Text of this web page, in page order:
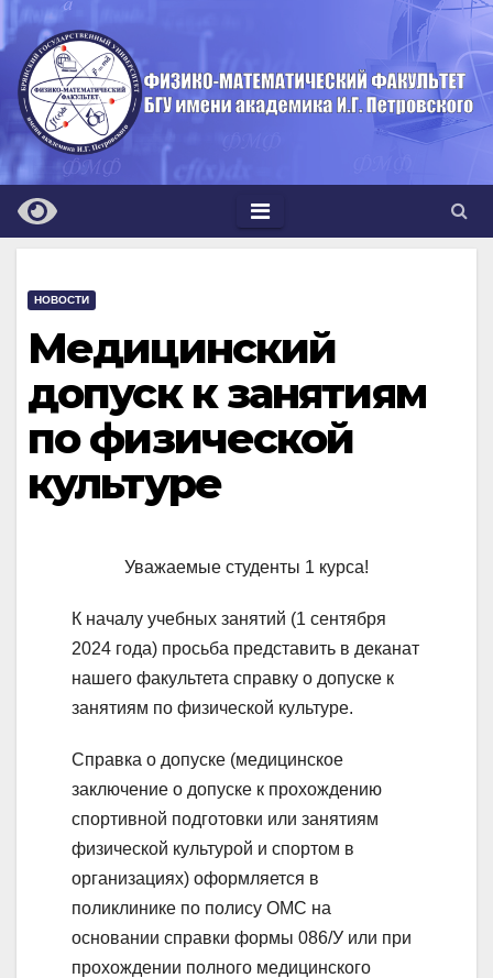
Перейти
к
содержимому
НОВОСТИ
Медицинский
допуск к занятиям
по физической
культуре
Уважаемые студенты 1 курса!
К началу учебных занятий (1 сентября
2024 года) просьба представить в деканат
нашего факультета справку о допуске к
занятиям по физической культуре.
Справка о допуске (медицинское
заключение о допуске к прохождению
спортивной подготовки или занятиям
физической культурой и спортом в
организациях) оформляется в
поликлинике по полису ОМС на
основании справки формы 086/У или при
прохождении полного медицинского